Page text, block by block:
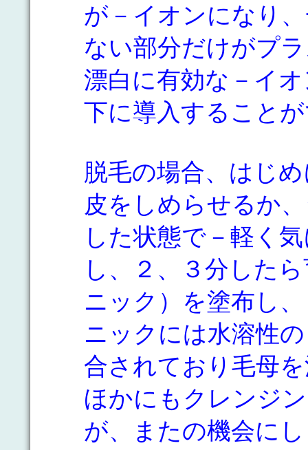
が－イオンになり
ない部分だけがプ
漂白に有効な－イ
下に導入すること
脱毛の場合、はじ
皮をしめらせるか
した状態で－軽く
し、２、３分した
ニック）を塗布し
ニックには水溶性
合されており毛母
ほかにもクレンジ
が、またの機会に